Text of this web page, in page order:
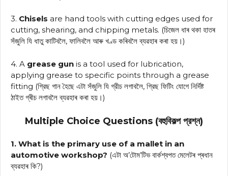
3. Chisels are hand tools with cutting edges used for
cutting, shearing, and chipping metals. (চিজেল ধাৰ থকা হাতৰ
সঁজুলি যি ধাতু কাটিবলৈ, ফালিবলৈ আৰু খণ্ড কৰিবলৈ ব্যৱহাৰ কৰা হয়।)
4. A grease gun is a tool used for lubrication,
applying grease to specific points through a grease
fitting (গ্রিছ গান হৈছে এটা সঁজুলি যি গ্রীচ লগাবলৈ, গ্রিছ ফিটিং যোগে নির্দিষ্ট
ঠাইত গ্ৰীচ লগাবলৈ ব্যৱহাৰ কৰা হয়।)
Multiple Choice Questions (বহুবিকল্প প্রশ্ন)
1. What is the primary use of a mallet in an
automotive workshop? (এটা অ’টোম’টিভ বার্কশ্বপত মেলেটৰ প্ৰধান
ব্যৱহাৰ কি?)